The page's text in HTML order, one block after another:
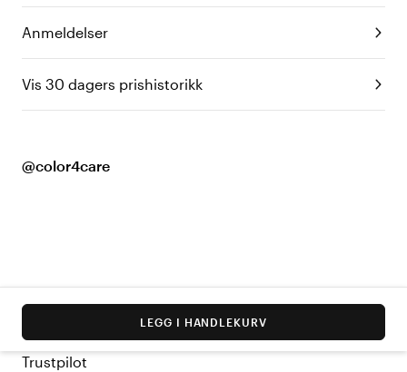
Anmeldelser
Vis 30 dagers prishistorikk
@color4care
LEGG I HANDLEKURV
Trustpilot